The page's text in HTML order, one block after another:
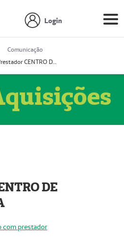
Login
Comunicação
Prestador CENTRO DE ONCOLOGIA
DE
com prestador